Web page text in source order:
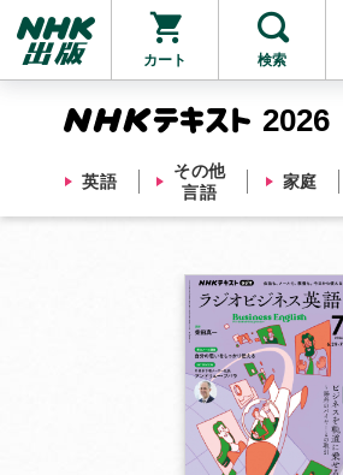
カート 検索
2026
英語
その他
言語
家庭
他にも商品を買う